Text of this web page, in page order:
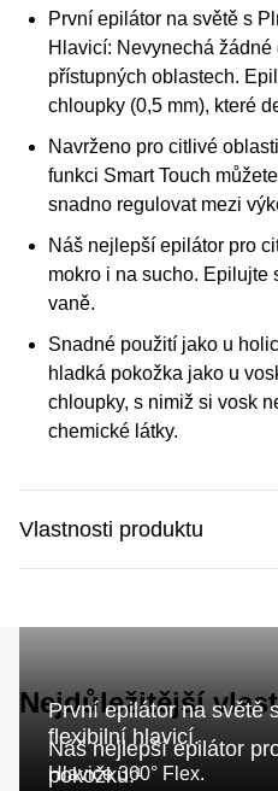
První epilátor na světě s
Hlavicí: Nevynechá
přístupných oblastech.
chloupky (0,5 mm), které
Navrženo pro citlivé
funkci Smart Touch
snadno regulovat mezi
Náš nejlepší epilátor pro
mokro i na sucho. Epilujte
vaně.
Snadné použití jako u
hladká pokožka jako u
chloupky, s nimiž si vosk
chemické látky.
Vlastnosti produktu
Nejdůležitější
První epilátor na světě
flexibilní hlavicí.
Hlavice 360° Flex.
Náš nejlepší epilátor
pokožku.¹